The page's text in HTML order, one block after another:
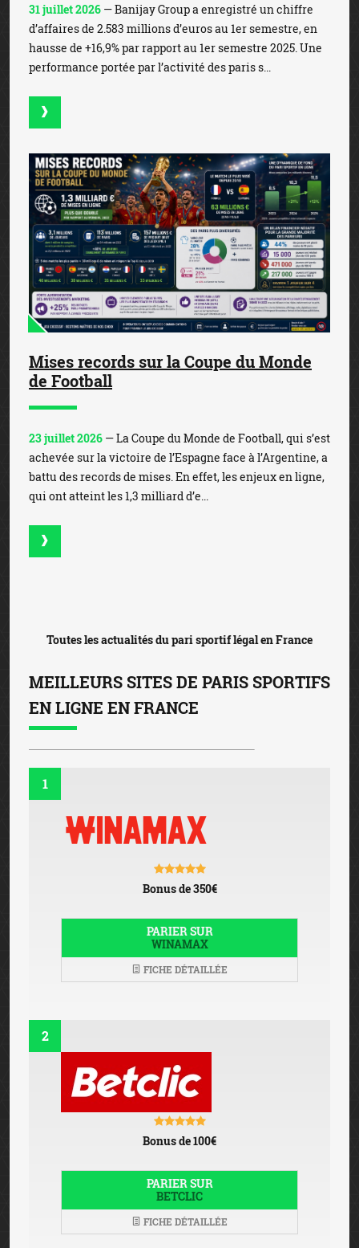
31 juillet 2026 — Banijay Group a enregistré un chiffre
d’affaires de 2.583 millions d’euros au 1er semestre, en
hausse de +16,9% par rapport au 1er semestre 2025. Une
performance portée par l’activité des paris s...
Mises records sur la Coupe du Monde
de Football
23 juillet 2026 — La Coupe du Monde de Football, qui s’est
achevée sur la victoire de l’Espagne face à l’Argentine, a
battu des records de mises. En effet, les enjeux en ligne,
qui ont atteint les 1,3 milliard d’e...
Toutes les actualités du pari sportif légal en France
MEILLEURS SITES DE PARIS SPORTIFS
EN LIGNE EN FRANCE
1
Bonus de 350€
PARIER SUR
WINAMAX
FICHE DÉTAILLÉE
2
Bonus de 100€
PARIER SUR
BETCLIC
FICHE DÉTAILLÉE